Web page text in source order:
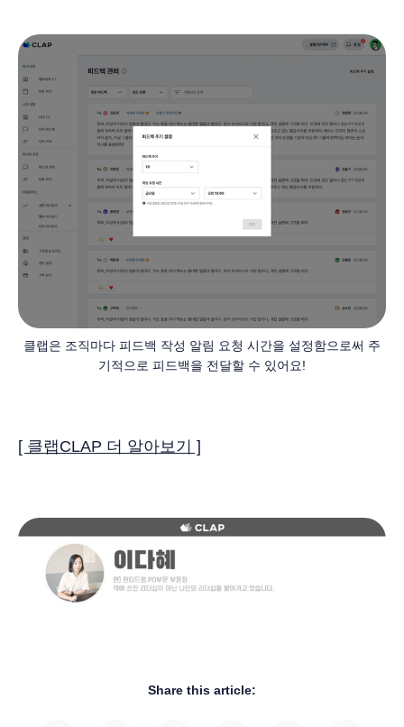
클랩은 조직마다 피드백 작성 알림 요청 시간을 설정함으로써 주
기적으로 피드백을 전달할 수 있어요!
[ 클랩CLAP 더 알아보기 ]
Share this article: